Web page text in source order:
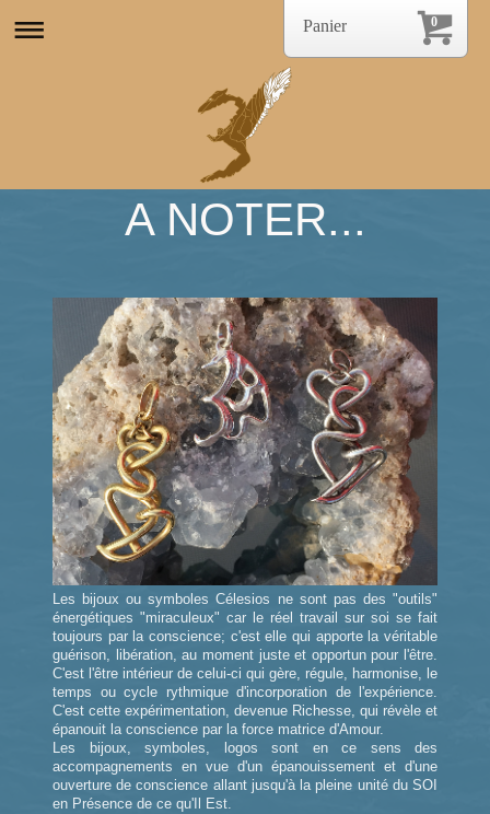
A NOTER...
Les bijoux ou symboles Célesios ne sont pas des "outils"
énergétiques "miraculeux" car le réel travail sur soi se fait
toujours par la conscience; c'est elle qui apporte la véritable
guérison, libération, au moment juste et opportun pour l'être.
C'est l'être intérieur de celui-ci qui gère, régule, harmonise, le
temps ou cycle rythmique d'incorporation de l'expérience.
C'est cette expérimentation, devenue Richesse, qui révèle et
épanouit la conscience par la force matrice d'Amour.
Les bijoux, symboles, logos sont en ce sens des
accompagnements en vue d'un épanouissement et d'une
ouverture de conscience allant jusqu'à la pleine unité du SOI
en Présence de ce qu'Il Est.
0
Panier